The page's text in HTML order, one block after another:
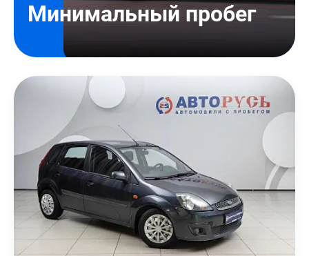
Минимальный пробег